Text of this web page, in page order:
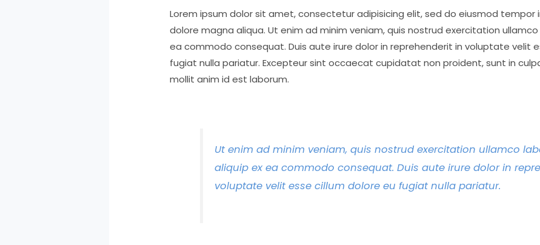
Lorem ipsum dolor sit amet, consectetur adipisicing elit, sed do eiusmod
dolore magna aliqua. Ut enim ad minim veniam, quis nostrud exercitation ullamco
ea commodo consequat. Duis aute irure dolor in reprehenderit in voluptate velit
fugiat nulla pariatur. Excepteur sint occaecat cupidatat non proident, sunt in
mollit anim id est laborum.
Ut enim ad minim veniam, quis nostrud exercitation ullamco
aliquip ex ea commodo consequat. Duis aute irure dolor in
voluptate velit esse cillum dolore eu fugiat nulla pariatur.